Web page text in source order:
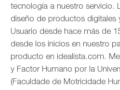
tecnología a nuestro servicio.
diseño de productos digitales
Usuario desde hace más de
desde los inicios en nuestro
producto en idealista.com.
y Factor Humano por la
(Faculdade de Motricidade